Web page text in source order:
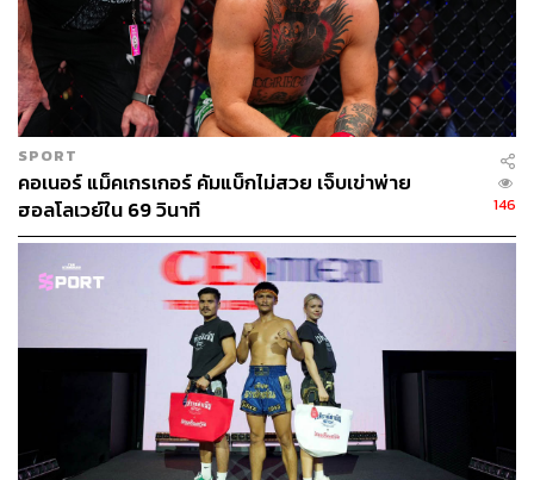
ชอบออกอาวุธ แต่ก็ไม่ได้แปลว่าจะใช้เทคนิคอื่นๆ ของ MMA
ไม่ได้ ไม่ว่าจะเป็นการปล้ำ หรือการซับมิชชัน แต่อย่างที่ฉัน
พูดไปค่ะว่ามันไม่ได้สำคัญ เพราะฉันมีประสบการณ์มากกว่า
ฉันมีทีเด็ดในเกมการเล่นมากกว่า สิ่งที่สำคัญจริงๆ คือฉัน
รู้สึกเป็นตัวของตัวเองแบบ 100% ฉันรู้ว่าไฟต์นี้จะต้องสนุกแน่
ค่ะ
SPORT
คอเนอร์ แม็คเกรเกอร์ คัมแบ็กไม่สวย เจ็บเข่าพ่าย
ฮอลโลเวย์ใน 69 วินาที
146